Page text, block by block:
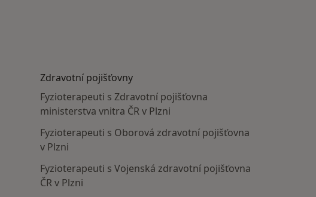
Zdravotní pojišťovny
Fyzioterapeuti s Zdravotní pojišťovna
ministerstva vnitra ČR v Plzni
Fyzioterapeuti s Oborová zdravotní pojišťovna
v Plzni
Fyzioterapeuti s Vojenská zdravotní pojišťovna
ČR v Plzni